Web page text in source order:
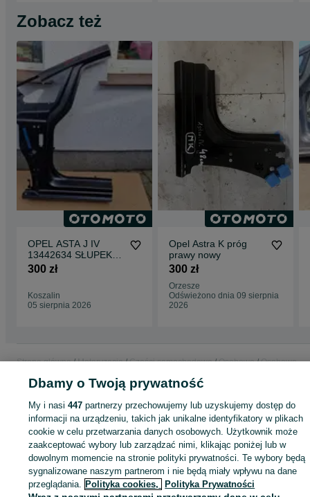
Zobacz też
OPEL ASTA J IV
13442634 SŁUPEK
PRÓG LEWY PRZÓD
300 zł
Koszalin
05 sierpnia 2026
Opel Astra K próg
prawy nowy
300 zł
Orzesze
Odświeżono dnia 09 sierpnia
2026
Strona główna Motoryzacja Części samochodowe Osobowe
Osobowe -
KATEGORIA
ID:909551443 Wyświetlenia:
Zadzwoń / SMS Wyślij wiadomość
Dbamy o Twoją prywatność
My i nasi447 partnerzy przechowujemy lub uzyskujemy dostęp do
informacji na urządzeniu, takich jak unikalne identyfikatory w plikach
cookie w celu przetwarzania danych osobowych. Użytkownik może
zaakceptować wybory lub zarządzać nimi, klikając poniżej lub w
dowolnym momencie na stronie polityki prywatności. Te wybory będą
sygnalizowane naszym partnerom i nie będą miały wpływu na dane
przeglądania. Polityka cookies, Polityka Prywatności